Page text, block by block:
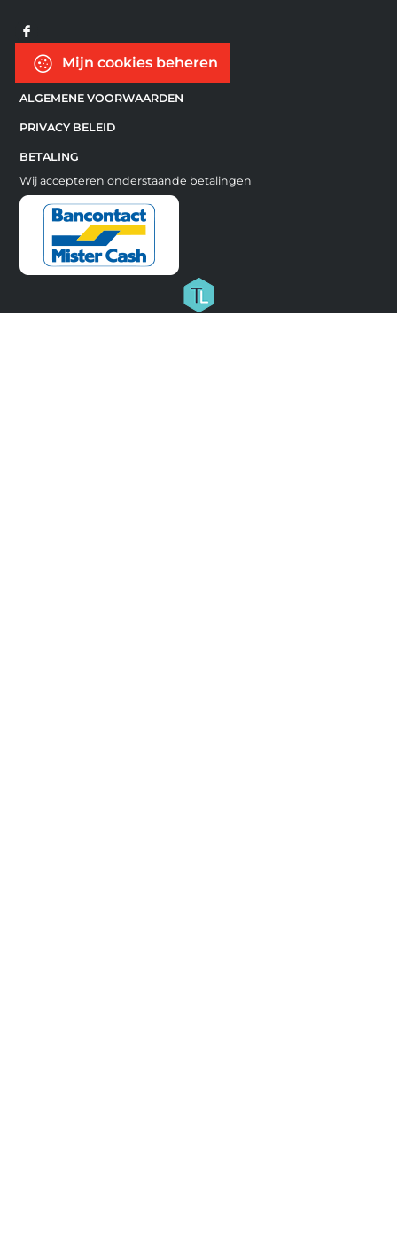
Mijn cookies beheren
ALGEMENE VOORWAARDEN
PRIVACY BELEID
BETALING
Wij accepteren onderstaande betalingen